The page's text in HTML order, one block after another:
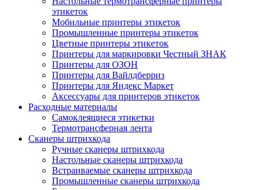
этикеток
Мобильные принтеры этикеток
Промышленные принтеры этикеток
Цветные принтеры этикеток
Принтеры для маркировки Честный ЗНАК
Принтеры для ОЗОН
Принтеры для Вайлдберриз
Принтеры для Яндекс Маркет
Аксессуары для принтеров этикеток
Расходные материалы
Самоклеящиеся этикетки
Термотрансферная лента
Сканеры штрихкода
Ручные сканеры штрихкода
Настольные сканеры штрихкода
Встраиваемые сканеры штрихкода
Промышленные сканеры штрихкода